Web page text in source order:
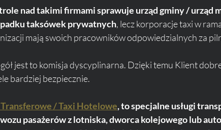
nad takimi firmami sprawuje urząd gminy / urząd
taksówek prywatnych, lecz korporacje taxi w
mają swoich pracowników odpowiedzialnych za
jest to komisja dyscyplinarna. Dzięki temu Klient
bardziej bezpiecznie.
/ Taxi Hotelowe, to specjalne usługi
pasażerów z lotniska, dworca kolejowego lub